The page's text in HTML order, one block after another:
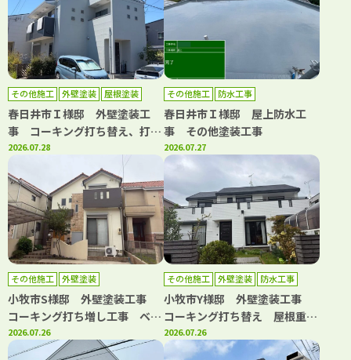
その他施工 外壁塗装 屋根塗装
春日井市Ｉ様邸 外壁塗装工
事 コーキング打ち替え、打ち
増し工事 屋根塗装工事 トッ
2026.07.28
その他施工 防水工事
春日井市Ｉ様邸 屋上防水工
事 その他塗装工事
2026.07.27
その他施工 外壁塗装
小牧市S様邸 外壁塗装工事
コーキング打ち増し工事 ベラ
ンダトップコート工事
2026.07.26
その他施工 外壁塗装 防水工事
小牧市Y様邸 外壁塗装工事
コーキング打ち替え 屋根重ね
葺き工事 ベランダ防水工事
水道管カバー取り換え工事
2026.07.26